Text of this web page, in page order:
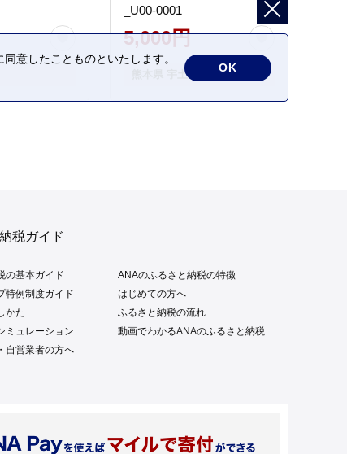
_U00-0001
5,000円
熊本県 宇土市
税ガイド
の基本ガイド
ANAのふるさと納税の特徴
特例制度ガイド
はじめての方へ
かた
ふるさと納税の流れ
ミュレーション
動画でわかるANAのふるさと納税
自営業者の方へ
意したことものといたします。
OK